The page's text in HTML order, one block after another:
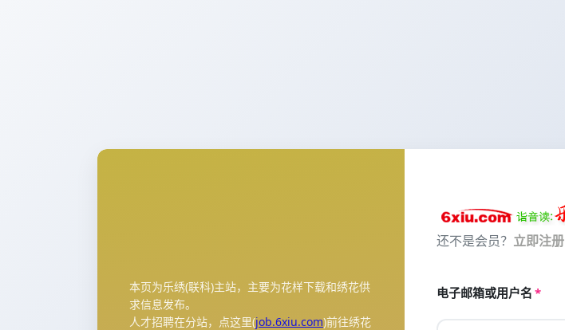
本页为乐绣(联科)主站，主要为花样下载和绣花供
求信息发布。
人才招聘在分站，点这里(job.6xiu.com)前往绣花
还不是会员？ 立即注册
电子邮箱或用户名 *